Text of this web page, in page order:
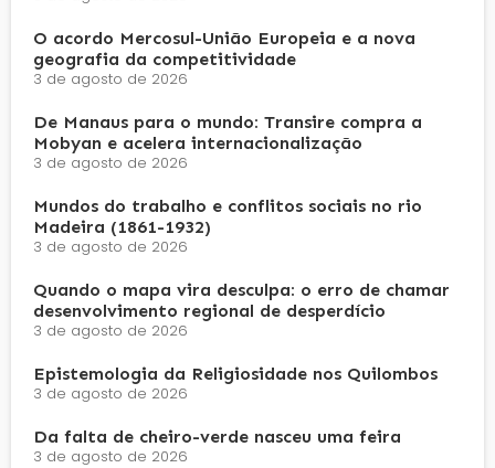
O acordo Mercosul-União Europeia e a nova
geografia da competitividade
3 de agosto de 2026
De Manaus para o mundo: Transire compra a
Mobyan e acelera internacionalização
3 de agosto de 2026
Mundos do trabalho e conflitos sociais no rio
Madeira (1861-1932)
3 de agosto de 2026
Quando o mapa vira desculpa: o erro de chamar
desenvolvimento regional de desperdício
3 de agosto de 2026
Epistemologia da Religiosidade nos Quilombos
3 de agosto de 2026
Da falta de cheiro-verde nasceu uma feira
3 de agosto de 2026